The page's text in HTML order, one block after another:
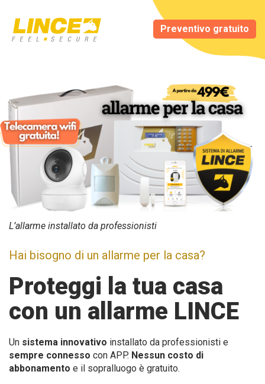
Preventivo gratuito
Hai bisogno di un allarme per la casa?
Proteggi la tua casa
con un allarme LINCE
Un sistema innovativo installato da professionisti e
sempre connesso con APP. Nessun costo di
abbonamento e il sopralluogo è gratuito.
L’allarme installato da professionisti